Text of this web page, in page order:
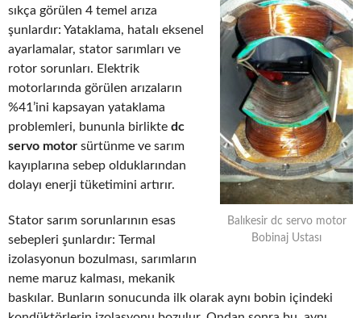
Balıkesir dc servo motor
Bobinaj Ustası
sıkça görülen 4 temel arıza
şunlardır: Yataklama, hatalı eksenel
ayarlamalar, stator sarımları ve
rotor sorunları. Elektrik
motorlarında görülen arızaların
%41’ini kapsayan yataklama
problemleri, bununla birlikte dc
servo motor sürtünme ve sarım
kayıplarına sebep olduklarından
dolayı enerji tüketimini artırır.
Stator sarım sorunlarının esas
sebepleri şunlardır: Termal
izolasyonun bozulması, sarımların
neme maruz kalması, mekanik
baskılar. Bunların sonucunda ilk olarak aynı bobin içindeki